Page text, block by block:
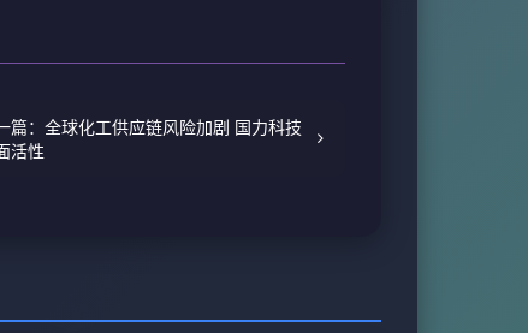
篇：全球化工供应链风险加剧 国力科技
活性